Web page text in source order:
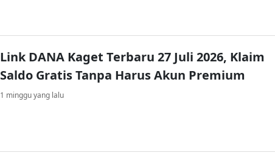
Link DANA Kaget Terbaru 27 Juli 2026, Klaim
Saldo Gratis Tanpa Harus Akun Premium
1 minggu yang lalu